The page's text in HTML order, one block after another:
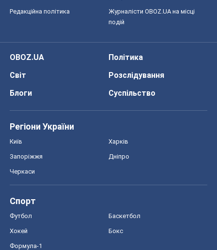
Редакційна політика
Журналісти OBOZ.UA на місці
подій
OBOZ.UA
Політика
Світ
Розслідування
Блоги
Суспільство
Регіони України
Київ Харків
Запоріжжя Дніпро
Черкаси
Спорт
Футбол Баскетбол
Хокей Бокс
Формула-1